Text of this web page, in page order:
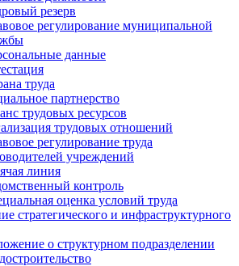
резерв
регулирование муниципальной
данные
труда
партнерство
трудовых ресурсов
трудовых отношений
регулирование труда
учреждений
линия
контроль
оценка условий труда
стратегического и инфраструктурного
о структурном подразделении